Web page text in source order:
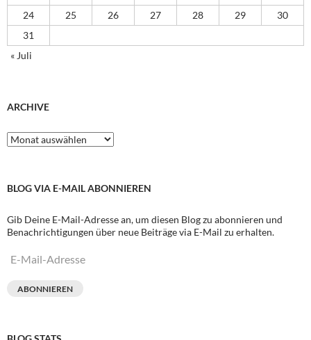
24
25 26 27 28 29
30
31
« Juli
ARCHIVE
Archive
BLOG VIA E-MAIL ABONNIEREN
Gib Deine E-Mail-Adresse an, um diesen Blog zu abonnieren und
Benachrichtigungen über neue Beiträge via E-Mail zu erhalten.
E-
ABONNIEREN